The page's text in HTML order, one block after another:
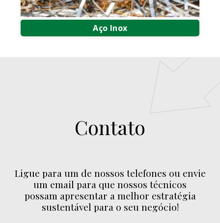
Aço Inox
Compra de Sucata de Aço Inox
Contato
Ligue para um de nossos telefones ou envie
um email para que nossos técnicos
possam apresentar a melhor estratégia
sustentável para o seu negócio!